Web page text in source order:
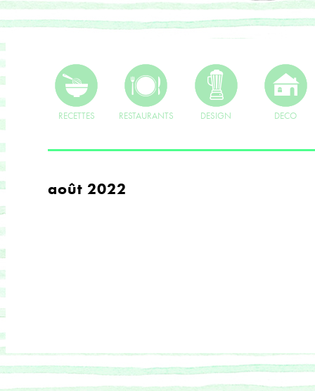
RECETTES RESTAURANTS DESIGN DECO
août 2022